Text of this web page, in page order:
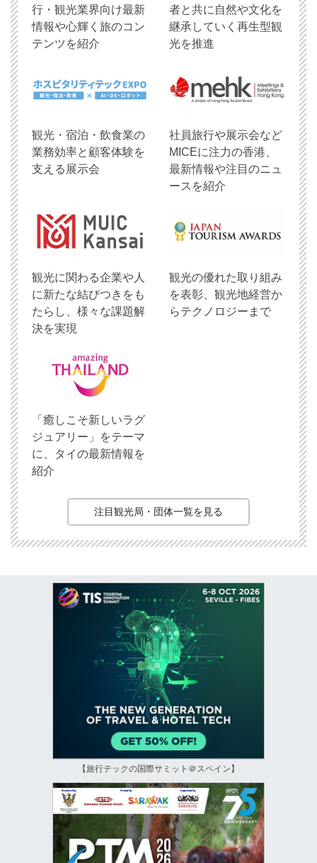
行・観光業界向け最新
情報や心輝く旅のコン
テンツを紹介
者と共に自然や文化を
継承していく再生型観
光を推進
観光・宿泊・飲食業の
業務効率と顧客体験を
支える展示会
社員旅行や展示会など
MICEに注力の香港、
最新情報や注目のニュ
ースを紹介
観光に関わる企業や人
に新たな結びつきをも
たらし、様々な課題解
決を実現
観光の優れた取り組み
を表彰、観光地経営か
らテクノロジーまで
「癒しこそ新しいラグ
ジュアリー」をテーマ
に、タイの最新情報を
紹介
注目観光局・団体一覧を見る
【旅行テックの国際サミット＠スペイン】